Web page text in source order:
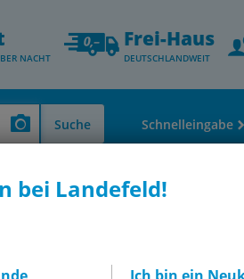
bei Landefeld!
NACHT
Frei-Haus
DEUTSCHLANDWEIT
Suche Schnelleingabe
& andere) Gartenschlauch-
1-1/2"(AG),